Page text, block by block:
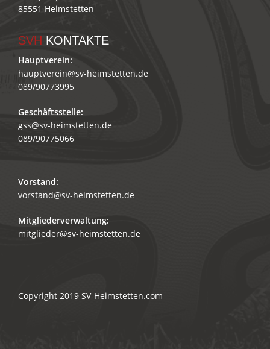
85551 Heimstetten
SVH KONTAKTE
Hauptverein:
hauptverein@sv-heimstetten.de
089/90773995
Geschäftsstelle:
gss@sv-heimstetten.de
089/90775066
Vorstand:
vorstand@sv-heimstetten.de
Mitgliederverwaltung:
mitglieder@sv-heimstetten.de
Copyright 2019 SV-Heimstetten.com